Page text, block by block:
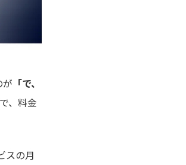
「で、
、料金
スの月